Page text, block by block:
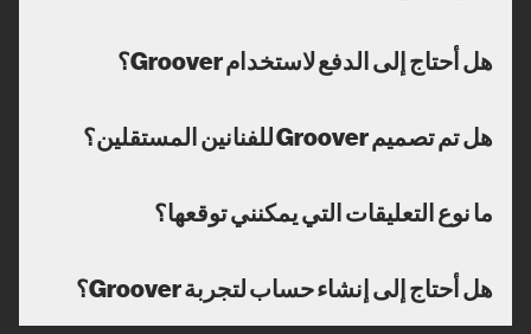
هل أحتاج إلى الدفع لاستخدام Groover؟
هل تم تصميم Groover للفنانين المستقلين؟
ما نوع التعليقات التي يمكنني توقعها؟
هل أحتاج إلى إنشاء حساب لتجربة Groover؟